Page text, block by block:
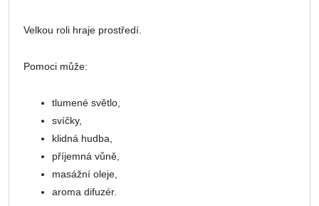
Velkou roli hraje prostředí.
Pomoci může:
tlumené světlo,
svíčky,
klidná hudba,
příjemná vůně,
masážní oleje,
aroma difuzér.